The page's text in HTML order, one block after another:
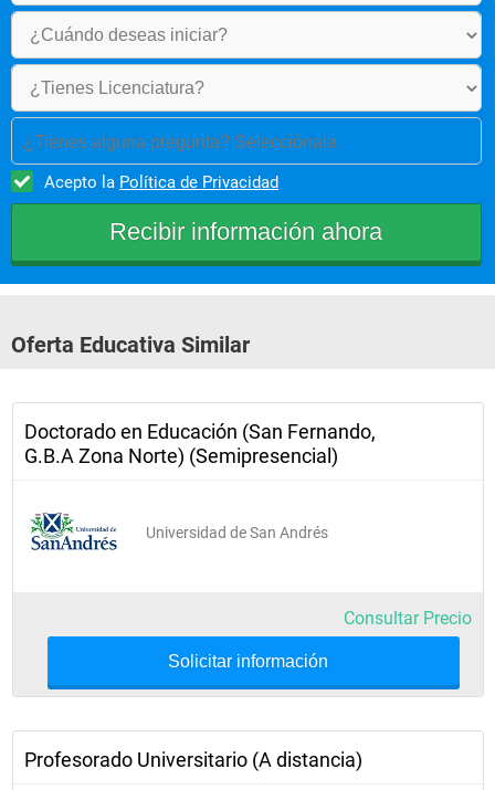
¿Tienes alguna pregunta? Selecciónala
Acepto la Política de Privacidad
Oferta Educativa Similar
Doctorado en Educación (San Fernando,
G.B.A Zona Norte) (Semipresencial)
Universidad de San Andrés
Consultar Precio
Solicitar información
Profesorado Universitario (A distancia)